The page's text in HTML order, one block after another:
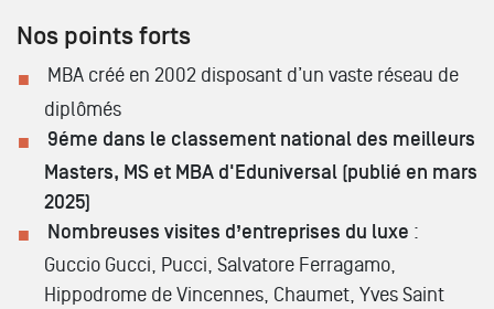
Nos points forts
MBA créé en 2002 disposant d’un vaste réseau de
diplômés
9éme dans le classement national des meilleurs
Masters, MS et MBA d'Eduniversal (publié en mars
2025)
Nombreuses visites d’entreprises du luxe :
Guccio Gucci, Pucci, Salvatore Ferragamo,
Hippodrome de Vincennes, Chaumet, Yves Saint